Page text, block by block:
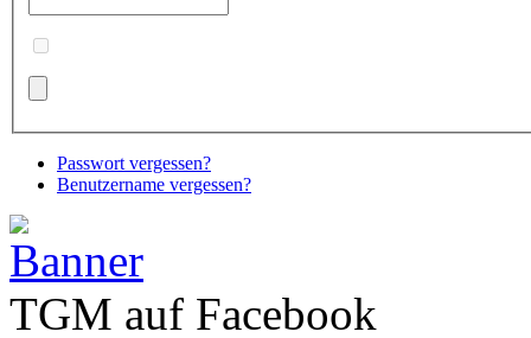
Passwort vergessen?
Benutzername vergessen?
TGM auf Facebook